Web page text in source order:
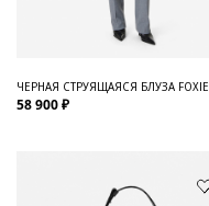
ЧЕРНАЯ СТРУЯЩАЯСЯ БЛУЗА FOXIE
58 900 ₽